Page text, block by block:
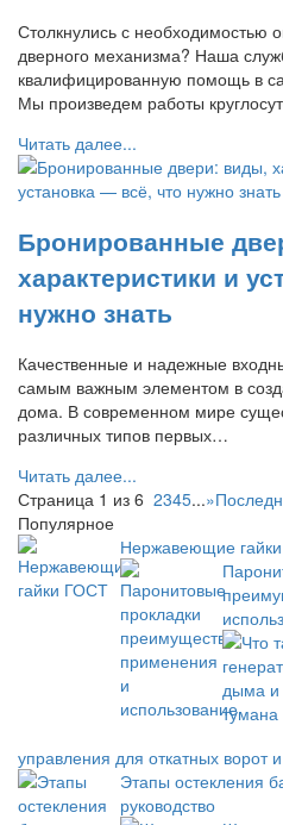
Столкнулись с необходимостью
дверного механизма? Наша
квалифицированную помощь в
Мы произведем работы
Читать далее...
Бронированные
характеристики и
нужно знать
Качественные и надежные
самым важным элементом в
дома. В современном мире
различных типов первых…
Читать далее...
Страница 1 из 6 2345...»
Популярное
Нержавеющие
управления для откатных ворот
Этапы остекления
руководство